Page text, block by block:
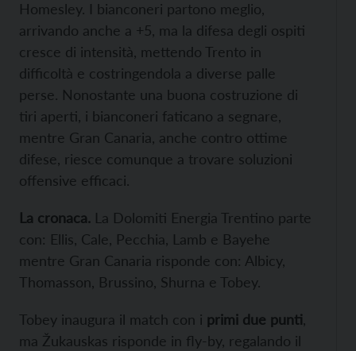
Homesley. I bianconeri partono meglio,
arrivando anche a +5, ma la difesa degli ospiti
cresce di intensità, mettendo Trento in
difficoltà e costringendola a diverse palle
perse. Nonostante una buona costruzione di
tiri aperti, i bianconeri faticano a segnare,
mentre Gran Canaria, anche contro ottime
difese, riesce comunque a trovare soluzioni
offensive efficaci.
La cronaca. La Dolomiti Energia Trentino parte
con: Ellis, Cale, Pecchia, Lamb e Bayehe
mentre Gran Canaria risponde con: Albicy,
Thomasson, Brussino, Shurna e Tobey.
Tobey inaugura il match con i primi due punti
ma Žukauskas risponde in fly-by, regalando il